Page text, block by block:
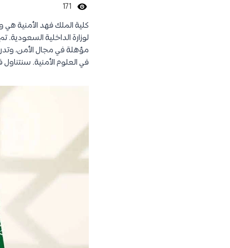
171
كلية الملك فهد الأمنية
مؤهلة في مجال الأمن،
في العلوم الأمنية.